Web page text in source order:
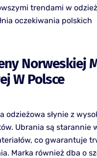
trendami w
oczekiwania polskich
Norweskiej
W Polsce
odzieżowa słynie z
Ubrania są starannie
co gwarantuje
Marka również dba o